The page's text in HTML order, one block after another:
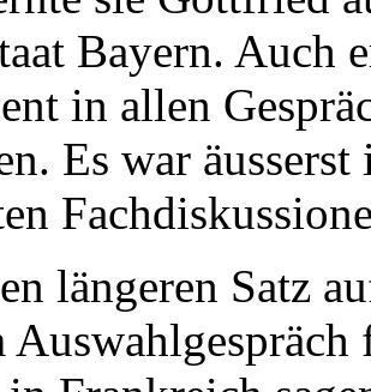
Bayern. Auch
in allen
Es war
längeren Satz
Auswahlgespräch